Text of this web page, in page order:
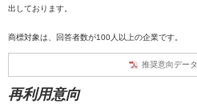
出しております。
商標対象は、回答者数が100人以上の企業です。
推奨意向データ
再利用意向